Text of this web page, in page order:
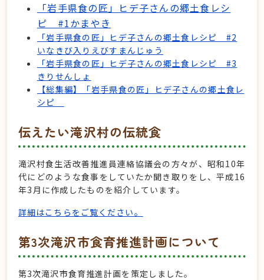
「岩手県食の匠」ヒデ子さんの郷土食レシ
ピ #1かまやき
「岩手県食の匠」ヒデ子さんの郷土食レシピ #2
いなきび入りえびすまんじゅう
「岩手県食の匠」ヒデ子さんの郷土食レシピ #3
きりせんしょ
【総集編】「岩手県食の匠」ヒデ子さんの郷土食レ
シピ
伝えたい滝沢村の伝統食
滝沢村食生活改善推進員連絡協議会の方々が、昭和10年
代にどのような食事をしていたか聞き取りをし、平成16
年3月に作成したものを紹介しています。
詳細はこちらをご覧ください。
第3次滝沢市食育推進計画について
第3次滝沢市食育推進計画を策定しました。